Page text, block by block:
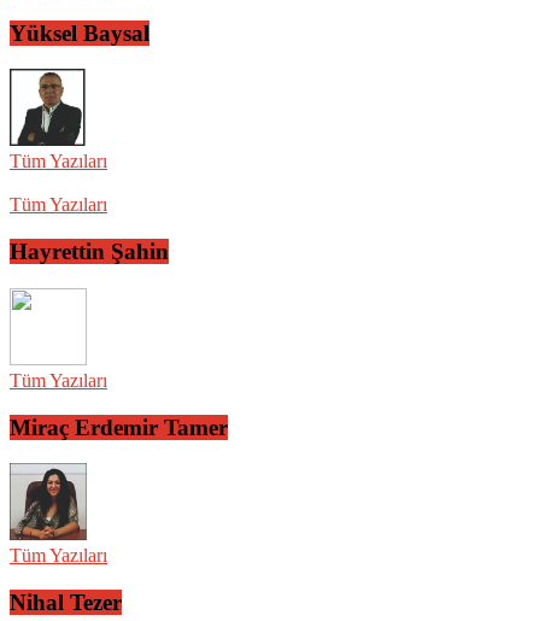
Yüksel Baysal
Tüm Yazıları
Tüm Yazıları
Hayrettin Şahin
Tüm Yazıları
Miraç Erdemir Tamer
Tüm Yazıları
Nihal Tezer